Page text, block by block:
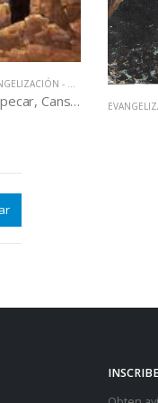
CAMBIAN VIDAS